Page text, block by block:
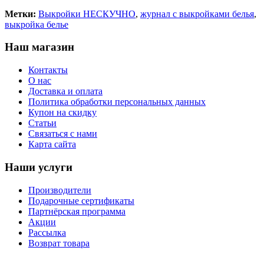
Метки: Выкройки НЕСКУЧНО, журнал с выкройками белья,
выкройка белье
Наш магазин
Контакты
О нас
Доставка и оплата
Политика обработки персональных данных
Купон на скидку
Статьи
Связаться с нами
Карта сайта
Наши услуги
Производители
Подарочные сертификаты
Партнёрская программа
Акции
Рассылка
Возврат товара